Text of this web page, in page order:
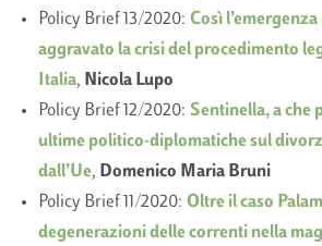
Policy Brief 13/2020: Così
aggravato la crisi del procedimento
Italia, Nicola Lupo
Policy Brief 12/2020: Sentinella, a che
ultime politico-diplomatiche sul
dall’Ue, Domenico Maria Bruni
Policy Brief 11/2020: Oltre il caso
degenerazioni delle correnti nella